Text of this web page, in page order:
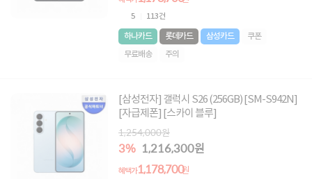
5 113건
하나카드 롯데카드 삼성카드
쿠폰
무료배송
주의
[삼성전자] 갤럭시 S26 (256GB) [SM-S942N]
[자급제폰] [스카이 블루]
1,254,000원
3% 1,216,300원
혜택가1,178,700원